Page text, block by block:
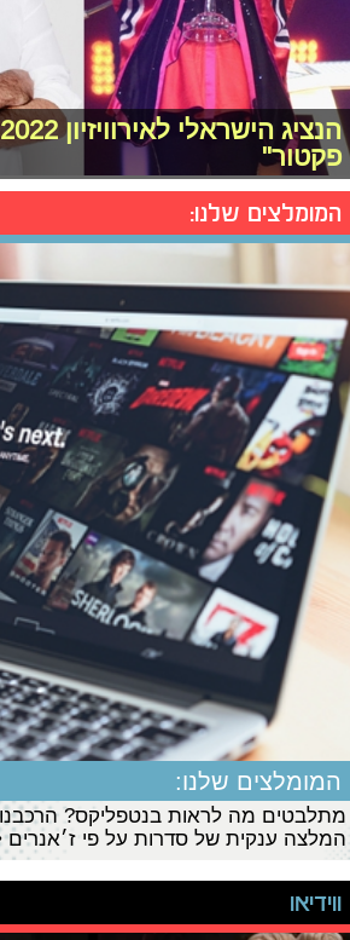
פקטור"
המומלצים שלנו:
המומלצים שלנו:
מתלבטים מה לראות בנטפליקס?
המלצה ענקית של סדרות על פי ז׳אנרים
ווידיאו